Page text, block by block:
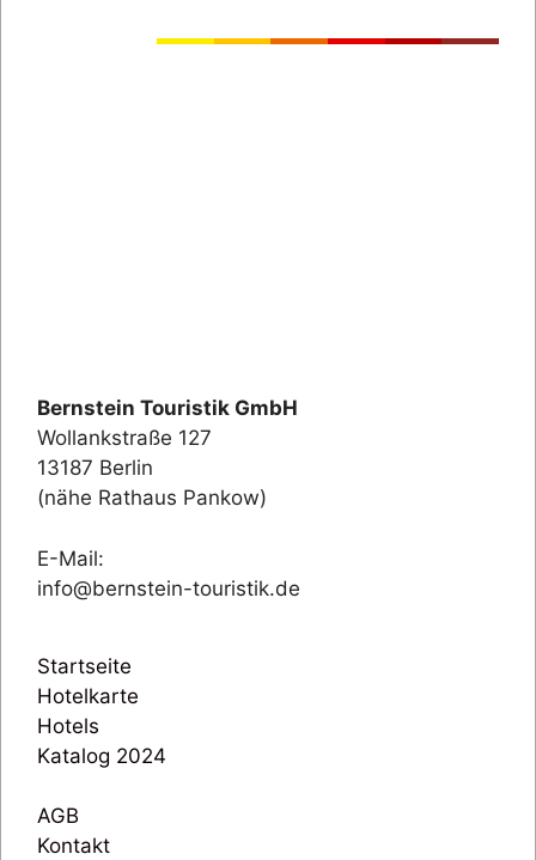
Bernstein Touristik GmbH
Wollankstraße 127
13187 Berlin
(nähe Rathaus Pankow)
E-Mail:
info@bernstein-touristik.de
Startseite
Hotelkarte
Hotels
Katalog 2024
AGB
Kontakt